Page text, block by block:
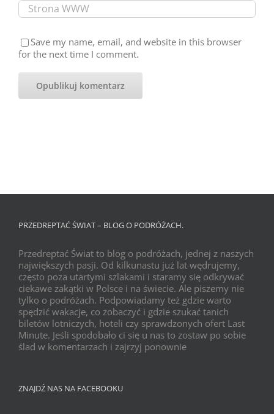
Save my name, email, and website in this browser
for the next time I comment.
PRZEDREPTAĆ ŚWIAT – BLOG O PODRÓŻACH.
Przedreptać Świat to blog o podróżach, jednej z naszych
największych pasji. Od kilkunastu już lat wędrujemy,
często poza utartymi szlakami i staramy się odkrywać
ciekawe zakątki w Polsce i na świecie. Ale piszemy nie
tylko o podróżach. Podpowiadamy też gdzie warto
spędzić wakacje, co zobaczyć i gdzie szukać tanich
biletów lotniczych, hoteli czy sprawdzonych ofert Last
Minute. Jeśli spodobało ci się u nas to zostaw po sobie
ślad w komentarzach i zajrzyj ponownie
ZNAJDŹ NAS NA FACEBOOKU